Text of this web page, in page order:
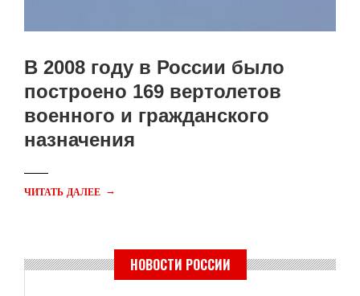
В 2008 году в России было
построено 169 вертолетов
военного и гражданского
назначения
ЧИТАТЬ ДАЛЕЕ →
НОВОСТИ РОССИИ